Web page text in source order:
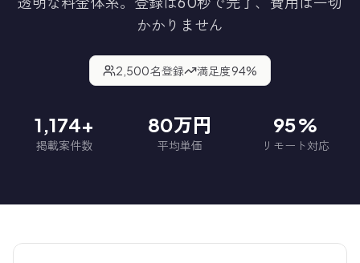
かかりません
2,500名登録 満足度94%
1,174+
掲載案件数
80万円
平均単価
95%
リモート対応